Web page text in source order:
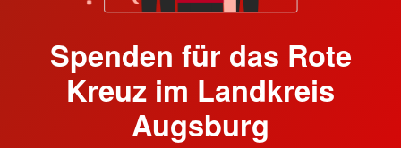
Spenden für das Rote
Kreuz im Landkreis
Augsburg